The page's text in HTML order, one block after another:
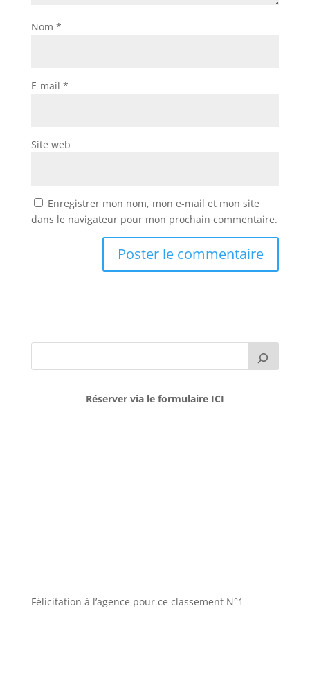
Nom *
E-mail *
Site web
Enregistrer mon nom, mon e-mail et mon site
dans le navigateur pour mon prochain commentaire.
Réserver via le formulaire ICI
Félicitation à l’agence pour ce classement N°1